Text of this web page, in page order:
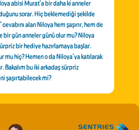
abisi Murat’a bir daha ki anneler
sorar. Hiç beklemediği şekilde
alan Niloya hem şaşırır, hem de
bir gün anneler günü olur mu? Niloya
bir hediye hazırlamaya başlar.
mu hiç? Hemen o da Niloya’ya katılarak
Bakalım bu iki arkadaş sürpriz
şaşırtabilecek mi?